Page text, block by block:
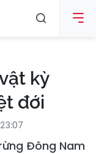
kỳ
đới
Đông Nam